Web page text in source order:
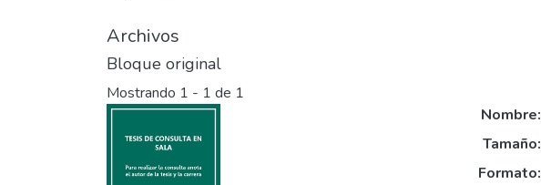
Archivos
Bloque original
Mostrando 1 - 1 de 1
Nombre:
Tamaño:
Formato: